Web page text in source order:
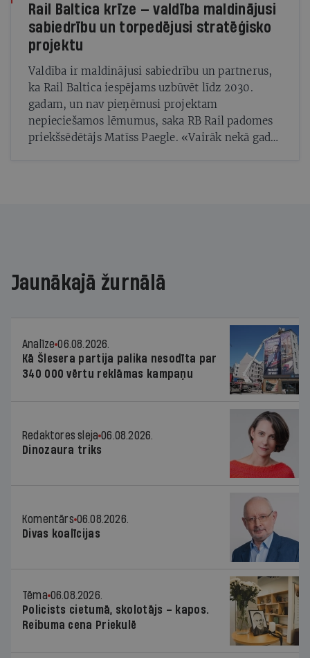
Rail Baltica krīze — valdība maldinājusi
sabiedrību un torpedējusi stratēģisko
projektu
Valdība ir maldinājusi sabiedrību un partnerus,
ka Rail Baltica iespējams uzbūvēt līdz 2030.
gadam, un nav pieņēmusi projektam
nepieciešamos lēmumus, saka RB Rail padomes
priekšsēdētājs Matīss Paegle. «Vairāk nekā gadu
Jaunākajā žurnālā
Analīze 06.08.2026.
Kā Šlesera partija palika nesodīta par
340 000 vērtu reklāmas kampaņu
Redaktores sleja 06.08.2026.
Dinozaura triks
Komentārs 06.08.2026.
Divas koalīcijas
Tēma 06.08.2026.
Policists cietumā, skolotājs – kapos.
Reibuma cena Priekulē